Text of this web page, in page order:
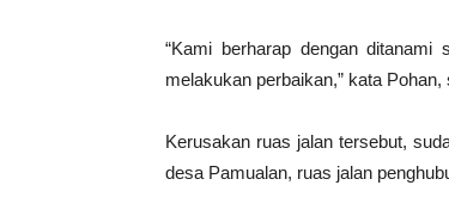
“Kami berharap dengan ditanami
melakukan perbaikan,” kata
Kerusakan ruas jalan tersebut,
desa Pamualan, ruas jalan